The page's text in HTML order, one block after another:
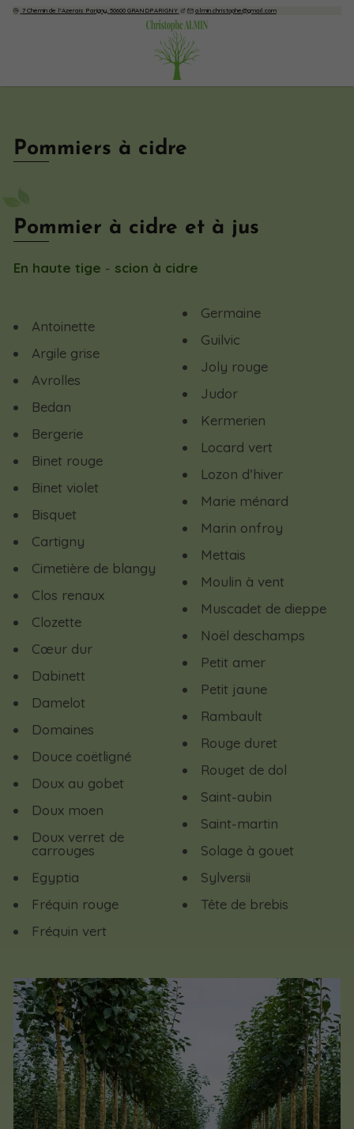
7 Chemin de l'Azerais Parigny, 50600 GRANDPARIGNY almin.christophe@gmail.com
Pommiers à cidre
Pommier à cidre et à jus
En haute tige - scion à cidre
Antoinette
Argile grise
Avrolles
Bedan
Bergerie
Binet rouge
Binet violet
Bisquet
Cartigny
Cimetière de blangy
Clos renaux
Clozette
Cœur dur
Dabinett
Damelot
Domaines
Douce coëtligné
Doux au gobet
Doux moen
Doux verret de
carrouges
Egyptia
Fréquin rouge
Fréquin vert
Germaine
Guilvic
Joly rouge
Judor
Kermerien
Locard vert
Lozon d’hiver
Marie ménard
Marin onfroy
Mettais
Moulin à vent
Muscadet de dieppe
Noël deschamps
Petit amer
Petit jaune
Rambault
Rouge duret
Rouget de dol
Saint-aubin
Saint-martin
Solage à gouet
Sylversii
Tête de brebis